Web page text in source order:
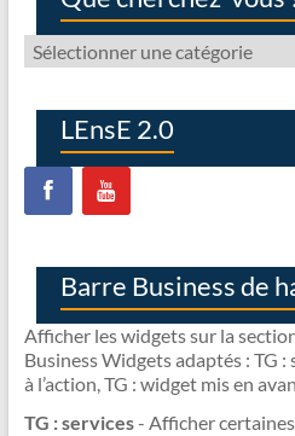
Que
cherchez-
LEnsE 2.0
Barre Business de
Afficher les widgets sur la
Business Widgets adaptés : TG :
à l’action, TG : widget mis en
TG : services- Afficher certaines